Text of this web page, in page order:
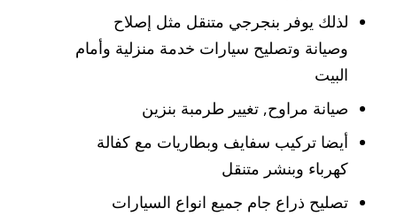
لذلك يوفر بنجرجي متنقل مثل إصلاح
وصيانة وتصليح سيارات خدمة منزلية وأمام
البيت
صيانة مراوح, تغيير طرمبة بنزين
أيضا تركيب سفايف وبطاريات مع كفالة
كهرباء وبنشر متنقل
تصليح ذراع جام جميع انواع السيارات